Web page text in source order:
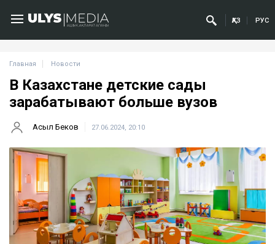
ҚАЗ РУС
Главная Новости
В Казахстане детские сады
зарабатывают больше вузов
Асыл Беков 27.06.2024, 20:10